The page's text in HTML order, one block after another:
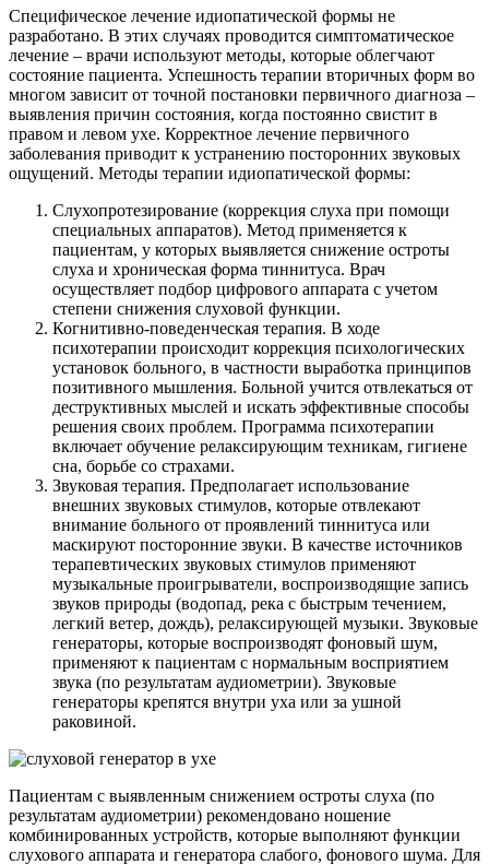
Специфическое лечение идиопатической формы не
разработано. В этих случаях проводится симптоматическое
лечение – врачи используют методы, которые облегчают
состояние пациента. Успешность терапии вторичных форм во
многом зависит от точной постановки первичного диагноза –
выявления причин состояния, когда постоянно свистит в
правом и левом ухе. Корректное лечение первичного
заболевания приводит к устранению посторонних звуковых
ощущений. Методы терапии идиопатической формы:
Слухопротезирование (коррекция слуха при помощи
специальных аппаратов). Метод применяется к
пациентам, у которых выявляется снижение остроты
слуха и хроническая форма тиннитуса. Врач
осуществляет подбор цифрового аппарата с учетом
степени снижения слуховой функции.
Когнитивно-поведенческая терапия. В ходе
психотерапии происходит коррекция психологических
установок больного, в частности выработка принципов
позитивного мышления. Больной учится отвлекаться от
деструктивных мыслей и искать эффективные способы
решения своих проблем. Программа психотерапии
включает обучение релаксирующим техникам, гигиене
сна, борьбе со страхами.
Звуковая терапия. Предполагает использование
внешних звуковых стимулов, которые отвлекают
внимание больного от проявлений тиннитуса или
маскируют посторонние звуки. В качестве источников
терапевтических звуковых стимулов применяют
музыкальные проигрыватели, воспроизводящие запись
звуков природы (водопад, река с быстрым течением,
легкий ветер, дождь), релаксирующей музыки. Звуковые
генераторы, которые воспроизводят фоновый шум,
применяют к пациентам с нормальным восприятием
звука (по результатам аудиометрии). Звуковые
генераторы крепятся внутри уха или за ушной
раковиной.
Пациентам с выявленным снижением остроты слуха (по
результатам аудиометрии) рекомендовано ношение
комбинированных устройств, которые выполняют функции
слухового аппарата и генератора слабого, фонового шума. Для